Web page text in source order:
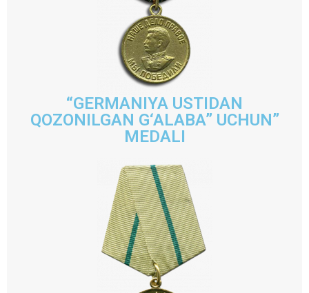
“GERMANIYA USTIDAN
QOZONILGAN G‘ALABA” UCHUN”
MEDALI